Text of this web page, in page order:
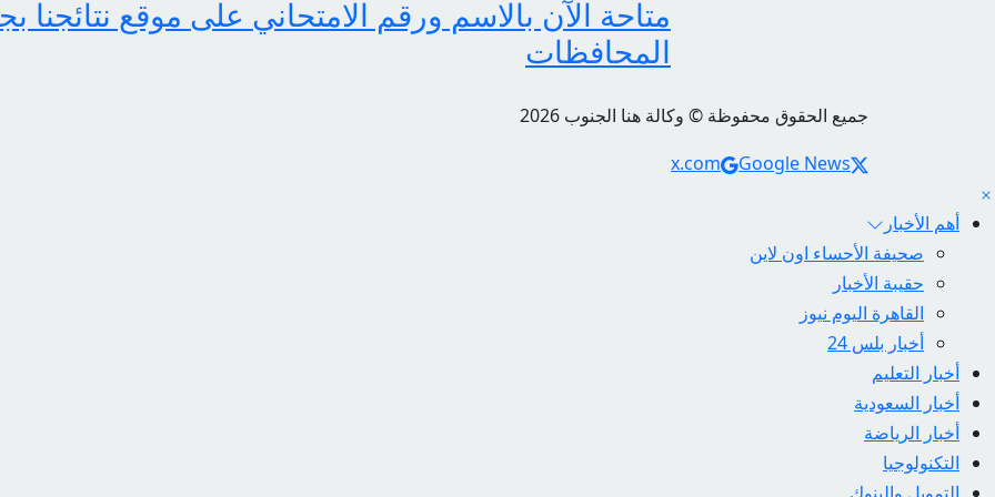
متاحة الآن بالاسم ورقم الامتحاني على موقع نتائجنا
المحافظات
جميع الحقوق محفوظة © وكالة هنا الجنوب 2026
Social Links
x.com Google News
أهم الأخبار
صحيفة الأحساء اون لاين
حقيبة الأخبار
القاهرة اليوم نيوز
أخبار بلس 24
أخبار التعليم
أخبار السعودية
أخبار الرياضة
التكنولوجيا